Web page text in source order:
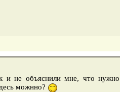
и не объяснили мне, что нужно
можнно?